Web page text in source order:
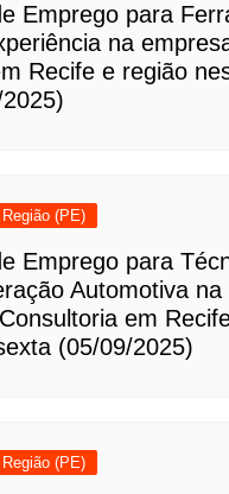
Emprego para
na
Recife e região
(PE)
Emprego para
Automotiva
em
(05/09/2025)
(PE)